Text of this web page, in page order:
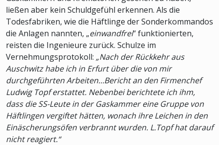
ließen aber kein Schuldgefühl erkennen. Als die
Todesfabriken, wie die Häftlinge der Sonderkommandos
die Anlagen nannten, „einwandfrei“ funktionierten,
reisten die Ingenieure zurück. Schulze im
Vernehmungsprotokoll: „Nach der Rückkehr aus
Auschwitz habe ich in Erfurt über die von mir
durchgeführten Arbeiten…Bericht an den Firmenchef
Ludwig Topf erstattet. Nebenbei berichtete ich ihm,
dass die SS-Leute in der Gaskammer eine Gruppe von
Häftlingen vergiftet hätten, wonach ihre Leichen in den
Einäscherungsöfen verbrannt wurden. L.Topf hat darauf
nicht reagiert.“